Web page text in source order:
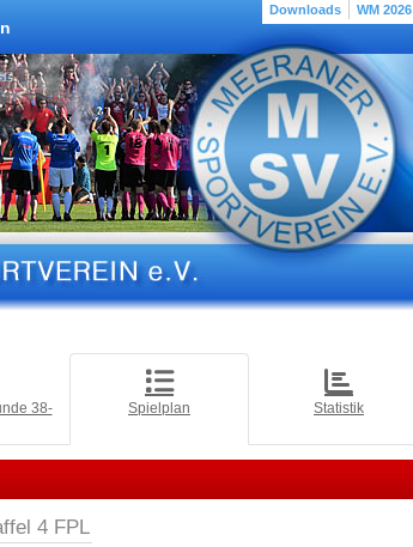
Downloads WM 2026
38-
Spielplan Statistik
4 FPL